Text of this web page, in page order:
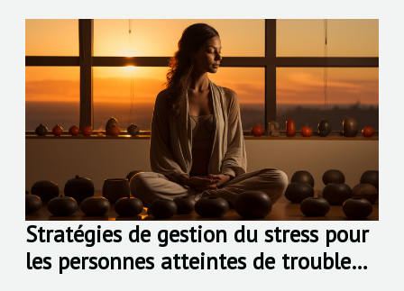
Stratégies de gestion du stress pour
les personnes atteintes de trouble